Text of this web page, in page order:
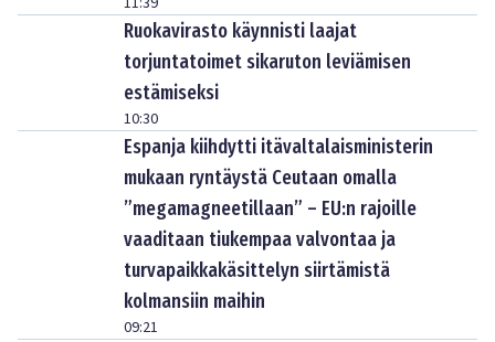
Ruokavirasto käynnisti laajat
torjuntatoimet sikaruton leviämisen
estämiseksi
10:30
Espanja kiihdytti itävaltalaisministerin
mukaan ryntäystä Ceutaan omalla
”megamagneetillaan” – EU:n rajoille
vaaditaan tiukempaa valvontaa ja
turvapaikkakäsittelyn siirtämistä
kolmansiin maihin
09:21